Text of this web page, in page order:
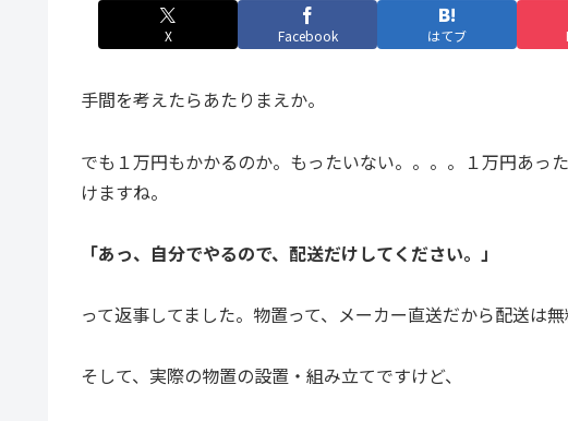
X Facebook はてブ
手間を考えたらあたりまえか。
でも１万円もかかるのか。もったいない。。。。１万円あっ
けますね。
「あっ、自分でやるので、配送だけしてください。」
って返事してました。物置って、メーカー直送だから配送は無
そして、実際の物置の設置・組み立てですけど、